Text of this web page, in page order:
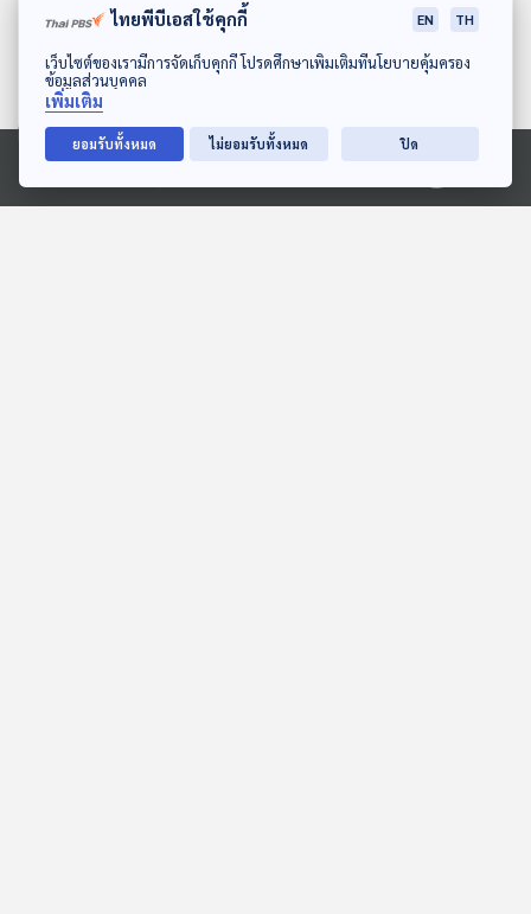
ดาวน์โหลด Thai PBS Podcast Application
Ⓒ 2020 องค์การกระจายเสียงและแพร่ภาพสาธารณะแห่งประเทศไทย
หอมและกระเทียมมีราดำ
50:46 50:46
ไทยพีบีเอสใช้คุกกี้ EN TH
เว็บไซต์ของเรามีการจัดเก็บคุกกี้ โปรดศึกษาเพิ่มเติมที่นโยบายคุ้มครอง
ข้อมูลส่วนบุคคล
เพิ่มเติม
ยอมรับทั้งหมด ไม่ยอมรับทั้งหมด ปิด